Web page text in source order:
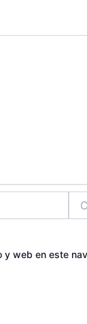
y web en este